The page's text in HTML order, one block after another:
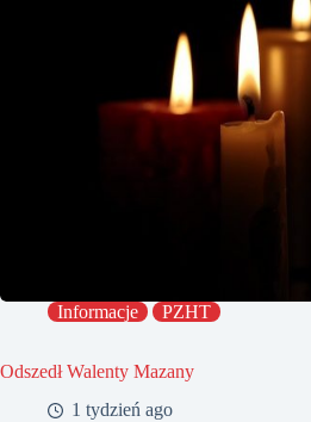
Informacje PZHT
Odszedł Walenty Mazany
1 tydzień ago